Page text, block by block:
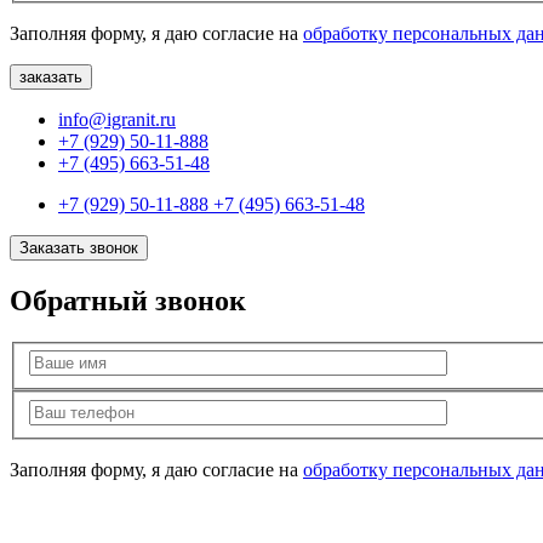
Заполняя форму, я даю согласие на обработку персональных
info@igranit.ru
+7 (929) 50-11-888
+7 (495) 663-51-48
+7 (929) 50-11-888 +7 (495) 663-51-48
Заказать звонок
Обратный звонок
Заполняя форму, я даю согласие на обработку персональных